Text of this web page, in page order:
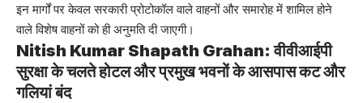
इन मार्गों पर केवल सरकारी प्रोटोकॉल वाले वाहनों और समारोह में शामिल होने
वाले विशेष वाहनों को ही अनुमति दी जाएगी।
Nitish Kumar Shapath Grahan: वीवीआईपी
सुरक्षा के चलते होटल और प्रमुख भवनों के आसपास कट और
गलियां बंद